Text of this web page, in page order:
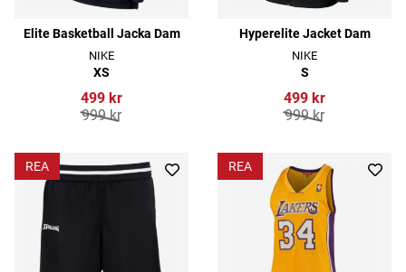
Elite Basketball Jacka Dam
NIKE
XS
499 kr
999 kr
Hyperelite Jacket Dam
NIKE
S
499 kr
999 kr
REA REA